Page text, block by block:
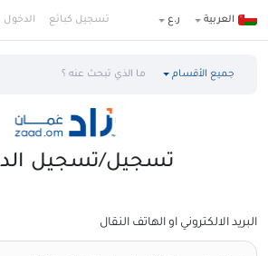
العربية ر.ع تسجيل كبائع الدخول
جميع الأقسام
تسجيل/تسجيل
البريد الالكتروني او الهاتف النقال